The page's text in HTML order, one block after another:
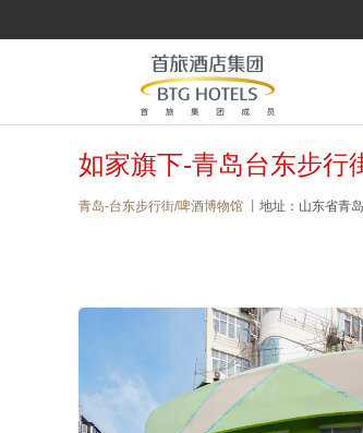
如家旗下-青岛台东步行
青岛-台东步行街/啤酒博物馆 丨 地址：山东省青岛市市北区